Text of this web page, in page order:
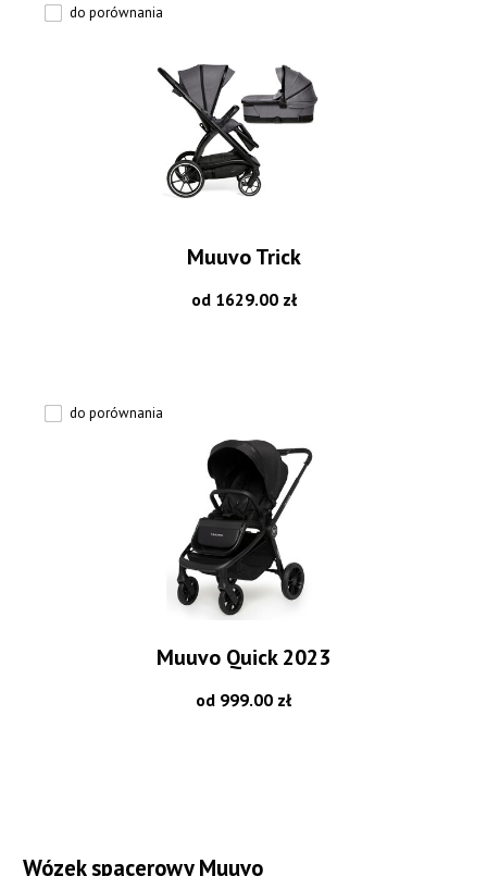
do porównania
Muuvo Trick
od 1629.00 zł
do porównania
Muuvo Quick 2023
od 999.00 zł
Wózek spacerowy Muuvo